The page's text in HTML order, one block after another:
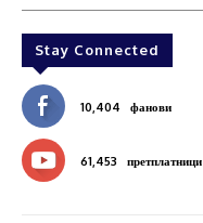
Stay Connected
10,404 фанови
61,453 претплатници